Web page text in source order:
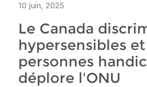
10 juin, 2025
Le Canada
hypersensibles
personnes
déplore l'ONU